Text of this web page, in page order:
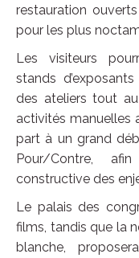
restauration
pour les plus
Les visiteurs
stands
des ateliers tout
activités manuelles
part à un grand
Pour/Contre,
constructive des
Le palais des
films, tandis que la
blanche,